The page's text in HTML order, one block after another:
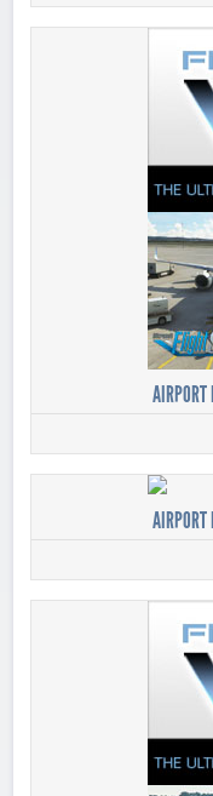
AIRPORT
AIRPORT